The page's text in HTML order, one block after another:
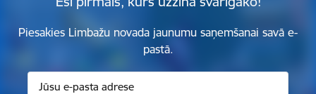
Piesakies Limbažu novada jaunumu saņemšanai savā e-
pastā.